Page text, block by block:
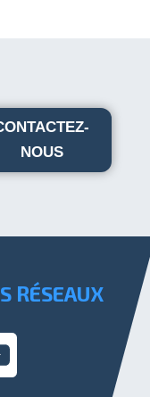
NOUS
RÉSEAUX